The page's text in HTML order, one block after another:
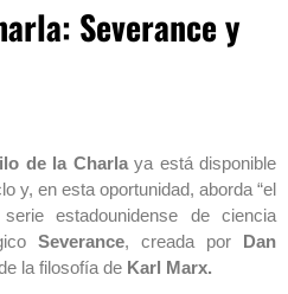
Severance y
de la Charlaya está disponible
y, en esta oportunidad, aborda “el
estadounidense de ciencia
Severance, creada por Dan
la filosofía de Karl Marx.